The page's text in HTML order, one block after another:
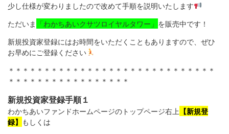
少し仕様が変わりましたので改めて手順を説明いたします
ただいま 「わかちあいクサツロイヤルタワー」 を販売中です！
新規投資家登録にはお時間をいただくこともありますので、ぜひ
お早めにご登録ください
＊＊＊＊＊＊＊＊＊＊＊＊＊＊＊＊＊＊＊＊＊＊＊＊＊＊＊＊＊
＊＊＊＊＊＊＊＊＊＊＊＊＊＊＊＊＊
新規投資家登録手順１
わかちあいファンドホームページのトップページ右上 【新規登
録】 もしくは